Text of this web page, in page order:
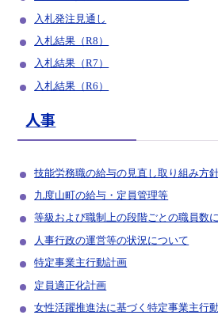
入札発注見通し
入札結果（R8）
入札結果（R7）
入札結果（R6）
人事
技能労務職の給与の見直し取り組み方
九度山町の給与・定員管理等
等級および職制上の段階ごとの職員数
人事行政の運営等の状況について
特定事業主行動計画
定員適正化計画
女性活躍推­進法に基づ­く特定事業­主行